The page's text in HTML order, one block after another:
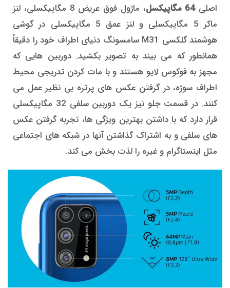
اصلی 64 مگاپیکسل
، ماژول فوق عریض 8 مگاپیکسلی، لنز
ماکر 5 مگاپیکسلی و لنز عمق 5 مگاپیکسلی در گوشی
هوشمند گلکسی M31 سامسونگ دنیای اطراف خود را دقیقاً
همانطور که می بیند به تصویر بکشید. دوربین هایی که
مجهز به فوکوس لایو هستند و با مات کردن تدریجی محیط
اطراف سوژه، در گرفتن عکس های پرتره بی نظیر عمل می
کنند. در قسمت جلو نیز یک دوربین سلفی 32 مگاپیکسلی
قرار دارد که با داشتن بهترین ویژگی ها، تجربه گرفتن عکس
های سلفی و به اشتراک گذاشتن آنها در شبکه های اجتماعی
مثل اینستاگرام و غیره را لذت بخش می کند.